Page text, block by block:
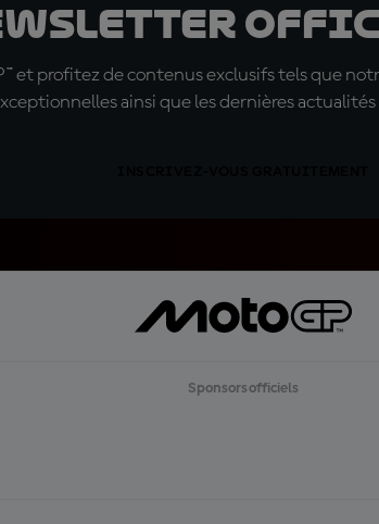
et profitez de contenus exclusifs tels que
ainsi que les dernières
Sponsors officiels